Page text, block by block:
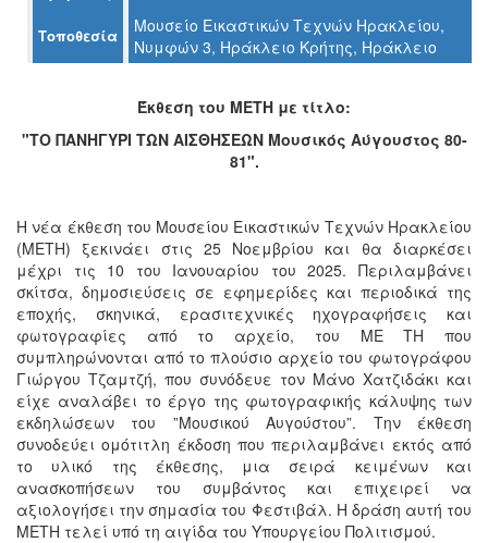
ΠΟΛΙΤΙΣΜΟΣ
ΑΝΘΕΚΤΙΚΗ
ΠΟΛΗ
Τοποθεσία
Μουσείο Εικαστικών Τεχνών Ηρακλείου,
Νυμφών 3, Ηράκλειο Κρήτης, Ηράκλειο
Έκθεση του ΜΕΤΗ με τίτλο:
"ΤΟ ΠΑΝΗΓΥΡΙ ΤΩΝ ΑΙΣΘΗΣΕΩΝ Μουσικός Αύγουστος 80-
81".
Η νέα έκθεση του Μουσείου Εικαστικών Τεχνών Ηρακλείου
(ΜΕΤΗ) ξεκινάει στις 25 Νοεμβρίου και θα διαρκέσει
μέχρι τις 10 του Ιανουαρίου του 2025. Περιλαμβάνει
σκίτσα, δημοσιεύσεις σε εφημερίδες και περιοδικά της
εποχής, σκηνικά, ερασιτεχνικές ηχογραφήσεις και
φωτογραφίες από το αρχείο, του ΜΕ ΤΗ που
συμπληρώνονται από το πλούσιο αρχείο του φωτογράφου
Γιώργου Τζαμτζή, που συνόδευε τον Μάνο Χατζιδάκι και
είχε αναλάβει το έργο της φωτογραφικής κάλυψης των
εκδηλώσεων του ”Μουσικού Αυγούστου”. Την έκθεση
συνοδεύει ομότιτλη έκδοση που περιλαμβάνει εκτός από
το υλικό της έκθεσης, μια σειρά κειμένων και
ανασκοπήσεων του συμβάντος και επιχειρεί να
αξιολογήσει την σημασία του Φεστιβάλ. Η δράση αυτή του
ΜΕΤΗ τελεί υπό τη αιγίδα του Υπουργείου Πολιτισμού.